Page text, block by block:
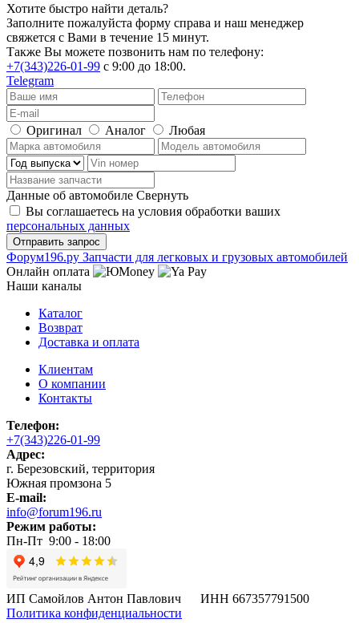
Хотите быстро найти деталь?
Заполните пожалуйста форму справа и наш менеджер
свяжется с Вами в течение 15 минут.
Также Вы можете позвонить нам по телефону:
+7(343)226-01-99 с 9:00 до 18:00.
Telegram
Оригинал Аналог Любая
Данные об автомобиле Свернуть
Вы соглашаетесь на условия обработки ваших
персональных данных
Фoрум196.ру Запчасти для легковых и грузовых автомобилей
Онлайн оплата
Наши каналы
Каталог
Возврат
Доставка и оплата
Клиентам
О компании
Контакты
Телефон:
+7(343)226-01-99
Адрес:
г. Березовский, территория
Южная промзона 5
E-mail:
info@forum196.ru
Режим работы:
Пн-Пт 9:00 - 18:00
ИП Самойлов Антон Павлович ИНН 667357791500
Политика конфиденциальности